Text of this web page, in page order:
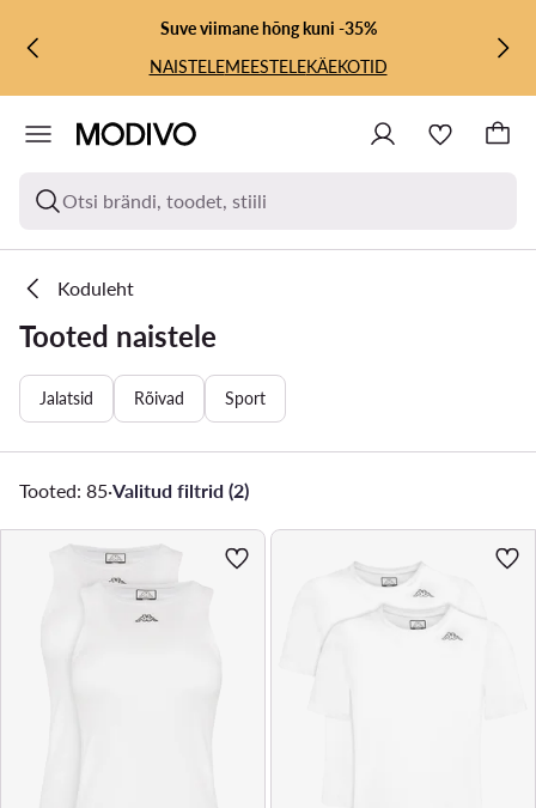
LIIGU PÕHISISU JUURDE
MINE OTSINGUSSESuve viimane hõng kuni -35%
NAISTELEMEESTELEKÄEKOTID
Otsi brändi, toodet, stiili
Koduleht
Tooted naistele
Jalatsid Rõivad Sport
Tooted: 85·Valitud filtrid (2)